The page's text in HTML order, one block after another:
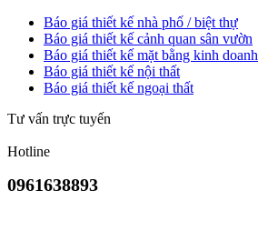
Báo giá thiết kế nhà phố / biệt thự
Báo giá thiết kế cảnh quan sân vườn
Báo giá thiết kế mặt bằng kinh doanh
Báo giá thiết kế nội thất
Báo giá thiết kế ngoại thất
Tư vấn trực tuyến
Hotline
0961638893